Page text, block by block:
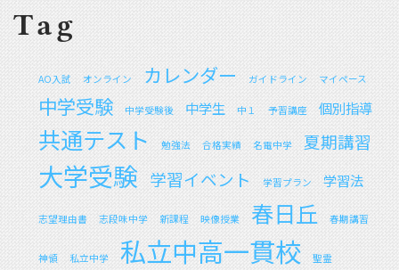
Tag
AO入試 オンライン カレンダー ガイドライン マイペース
中学受験 中学受験後 中学生 中１ 予習講座 個別指導
共通テスト 勉強法 合格実績 名電中学 夏期講習
大学受験 学習イベント 学習プラン 学習法
志望理由書 志段味中学 新課程 映像授業 春日丘 春期講習
神領 私立中学 私立中高一貫校 聖霊